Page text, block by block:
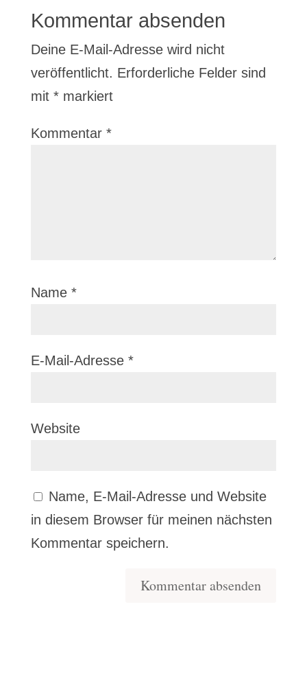
Kommentar absenden
Deine E-Mail-Adresse wird nicht
veröffentlicht. Erforderliche Felder sind
mit *markiert
Kommentar *
Name *
E-Mail-Adresse *
Website
Name, E-Mail-Adresse und Website
in diesem Browser für meinen nächsten
Kommentar speichern.